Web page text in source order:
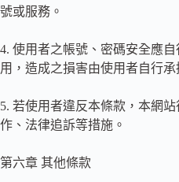
號或服務。
4. 使用者之帳號、密碼安全應
用，造成之損害由使用者自行承
5. 若使用者違反本條款，本網
作、法律追訴等措施。
第六章 其他條款